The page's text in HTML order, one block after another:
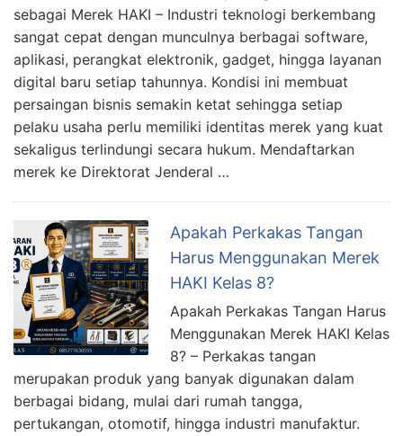
sebagai Merek HAKI – Industri teknologi berkembang
sangat cepat dengan munculnya berbagai software,
aplikasi, perangkat elektronik, gadget, hingga layanan
digital baru setiap tahunnya. Kondisi ini membuat
persaingan bisnis semakin ketat sehingga setiap
pelaku usaha perlu memiliki identitas merek yang kuat
sekaligus terlindungi secara hukum. Mendaftarkan
merek ke Direktorat Jenderal …
Apakah Perkakas Tangan
Harus Menggunakan Merek
HAKI Kelas 8?
Apakah Perkakas Tangan Harus
Menggunakan Merek HAKI Kelas
8? – Perkakas tangan
merupakan produk yang banyak digunakan dalam
berbagai bidang, mulai dari rumah tangga,
pertukangan, otomotif, hingga industri manufaktur.